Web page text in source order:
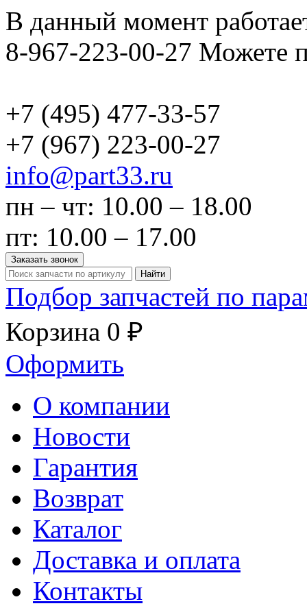
В данный момент
8-967-223-00-27 Можете
+7 (495) 477-33-57
+7 (967) 223-00-27
info@part33.ru
пн – чт: 10.00 – 18.00
пт: 10.00 – 17.00
Заказать звонок
Найти
Подбор запчастей по
Корзина 0 ₽
Оформить
О компании
Новости
Гарантия
Возврат
Каталог
Доставка и оплата
Контакты